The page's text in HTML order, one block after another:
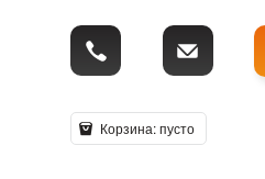
Корзина:пусто